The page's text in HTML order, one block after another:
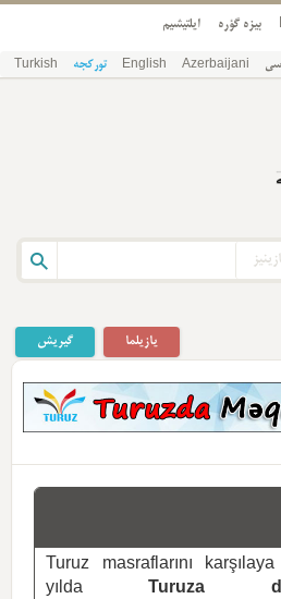
بیزه گؤره ایلتیشیم
Azerbaijani
English تورکجه Turkish
گیریش یازیلما
Turuz masraflarını
yılda
Turuza